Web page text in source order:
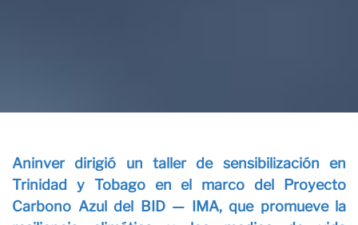
Aninver dirigió un taller de sensibilización en
Trinidad y Tobago en el marco del Proyecto
Carbono Azul del BID — IMA, que promueve la